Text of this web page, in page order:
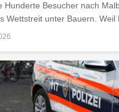
Hunderte Besucher nach
Wettstreit unter Bauern. Weil